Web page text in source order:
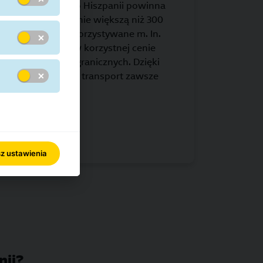
paczka do Hiszpanii powinna
boku nie większą niż 300
jest chętnie wykorzystywane m. In.
które pragną w korzystnej cenie
klientów zagranicznych. Dzięki
będzie niedrogi, a transport zawsze
ustawienia